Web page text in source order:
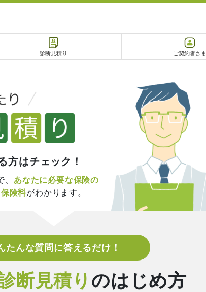
診断見積り ご契約者さま
相談予約
方はチェック！
あなたに必要な保険の
険料がわかります。
たんな質問に答えるだけ！
断見積り のはじめ方